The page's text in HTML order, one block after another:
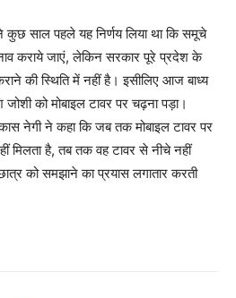
कुछ साल पहले यह निर्णय लिया था कि समूचे
कराये जाएं, लेकिन सरकार पूरे प्रदेश के
की स्थिति में नहीं है। इसीलिए आज बाध्य
को मोबाइल टावर पर चढ़ना पड़ा।
नेगी ने कहा कि जब तक मोबाइल टावर पर
मिलता है, तब तक वह टावर से नीचे नहीं
को समझाने का प्रयास लगातार करती